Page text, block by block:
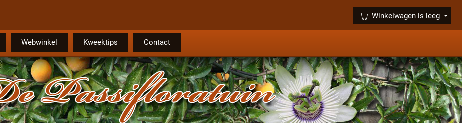
Winkelwagen is leeg
×
Webwinkel Kweektips Contact